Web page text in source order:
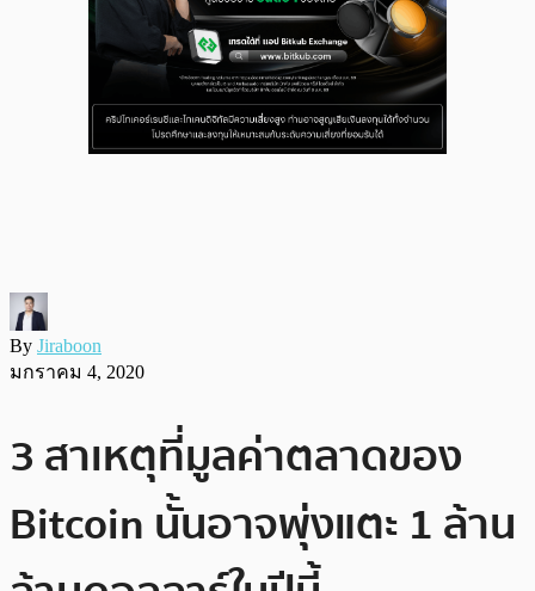
By Jiraboon
มกราคม 4, 2020
3 สาเหตุที่มูลค่าตลาดของ
Bitcoin นั้นอาจพุ่งแตะ 1 ล้าน